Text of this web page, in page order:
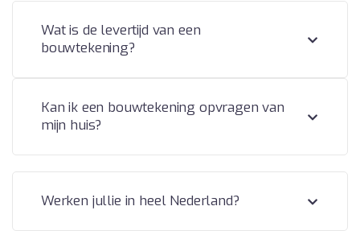
Wat is de levertijd van een
bouwtekening?
Kan ik een bouwtekening opvragen van
mijn huis?
Werken jullie in heel Nederland?